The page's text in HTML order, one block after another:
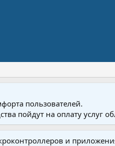
пользователей.
пойдут на оплату услуг
и